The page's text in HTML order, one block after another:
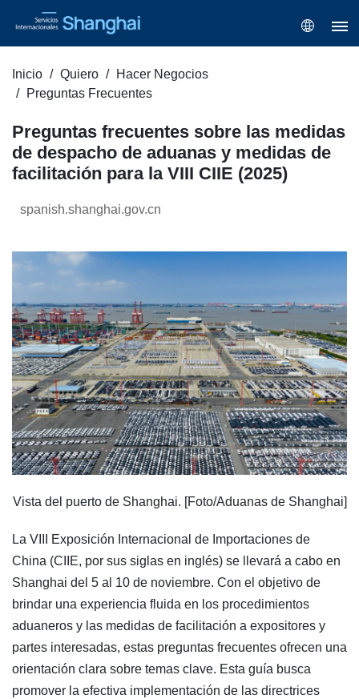
Inicio Quiero
Hacer Negocios
Preguntas Frecuentes
Preguntas frecuentes sobre las medidas
de despacho de aduanas y medidas de
facilitación para la VIII CIIE (2025)
spanish.shanghai.gov.cn
Vista del puerto de Shanghai. [Foto/Aduanas de Shanghai]
La VIII Exposición Internacional de Importaciones de
China (CIIE, por sus siglas en inglés) se llevará a cabo en
Shanghai del 5 al 10 de noviembre. Con el objetivo de
brindar una experiencia fluida en los procedimientos
aduaneros y las medidas de facilitación a expositores y
partes interesadas, estas preguntas frecuentes ofrecen una
orientación clara sobre temas clave. Esta guía busca
promover la efectiva implementación de las directrices